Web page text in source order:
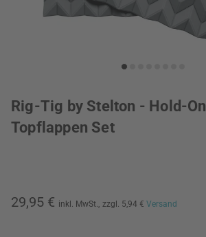
Rig-Tig by Stelton - Hold-On
Topflappen Set
29,95 € inkl. MwSt., zzgl. 5,94 € Versand